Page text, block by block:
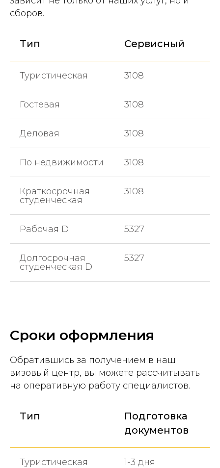
сборов.
Тип Сервисный
Туристическая 3108
Гостевая 3108
Деловая 3108
По недвижимости 3108
Краткосрочная
студенческая
3108
Рабочая D 5327
Долгосрочная
студенческая D
5327
Сроки оформления
Обратившись за получением в наш
визовый центр, вы можете рассчитывать
на оперативную работу специалистов.
Тип
Подготовка
документов
Туристическая 1-3 дня